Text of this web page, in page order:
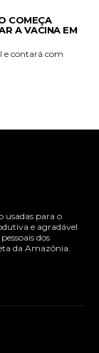
COMEÇA
A VACINA EM
e contará com
usadas para o
e agradável
dos
da Amazônia.